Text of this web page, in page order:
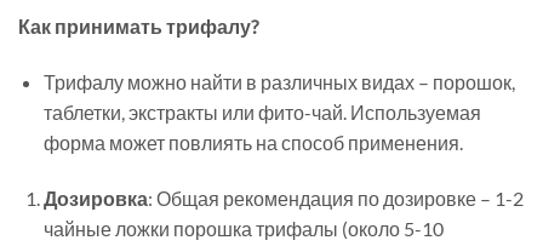
Как принимать трифалу?
Трифалу можно найти в различных видах – порошок,
таблетки, экстракты или фито-чай. Используемая
форма может повлиять на способ применения.
Дозировка: Общая рекомендация по дозировке – 1-2
чайные ложки порошка трифалы (около 5-10